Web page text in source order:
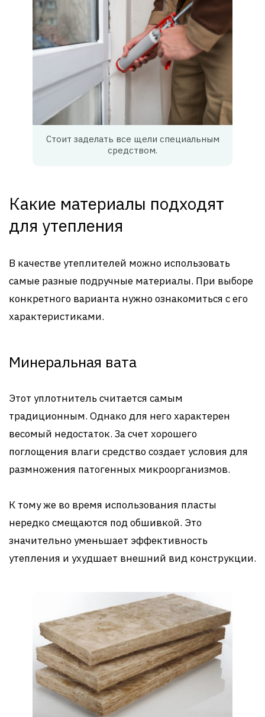
Стоит заделать все щели специальным
средством.
Какие материалы подходят
для утепления
В качестве утеплителей можно использовать
самые разные подручные материалы. При выборе
конкретного варианта нужно ознакомиться с его
характеристиками.
Минеральная вата
Этот уплотнитель считается самым
традиционным. Однако для него характерен
весомый недостаток. За счет хорошего
поглощения влаги средство создает условия для
размножения патогенных микроорганизмов.
К тому же во время использования пласты
нередко смещаются под обшивкой. Это
значительно уменьшает эффективность
утепления и ухудшает внешний вид конструкции.